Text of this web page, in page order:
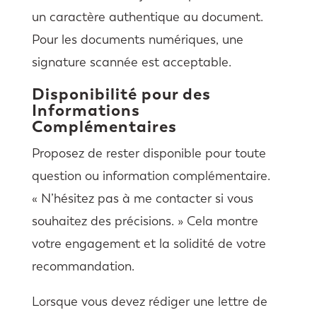
un caractère authentique au document.
Pour les documents numériques, une
signature scannée est acceptable.
Disponibilité pour des
Informations
Complémentaires
Proposez de rester disponible pour toute
question ou information complémentaire.
« N’hésitez pas à me contacter si vous
souhaitez des précisions. » Cela montre
votre engagement et la solidité de votre
recommandation.
Lorsque vous devez rédiger une lettre de